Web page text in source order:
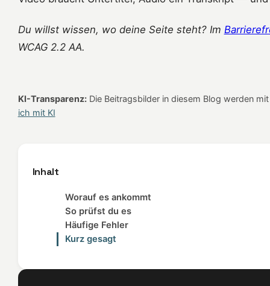
Du willst wissen, wo deine Seite steht? Im
WCAG 2.2 AA.
KI-Transparenz:Die Beitragsbilder in diesem Blog werden
ich mit KI
Inhalt
Worauf es ankommt
So prüfst du es
Häufige Fehler
Kurz gesagt